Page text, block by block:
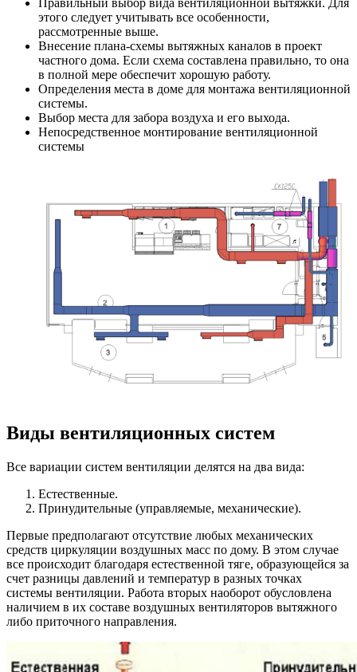
этого следует учитывать все особенности,
рассмотренные выше.
Внесение плана-схемы вытяжных каналов в проект
частного дома. Если схема составлена правильно, то она
в полной мере обеспечит хорошую работу.
Определения места в доме для монтажа вентиляционной
системы.
Выбор места для забора воздуха и его выхода.
Непосредственное монтирование вентиляционной
системы
Виды вентиляционных систем
Все вариации систем вентиляции делятся на два вида:
Естественные.
Принудительные (управляемые, механические).
Первые предполагают отсутствие любых механических
средств циркуляции воздушных масс по дому. В этом случае
все происходит благодаря естественной тяге, образующейся за
счет разницы давлений и температур в разных точках
системы вентиляции. Работа вторых наоборот обусловлена
наличием в их составе воздушных вентиляторов вытяжного
либо приточного направления.